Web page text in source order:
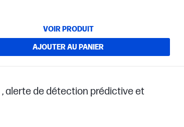
VOIR PRODUIT
AJOUTER AU PANIER
, alerte de détection prédictive et